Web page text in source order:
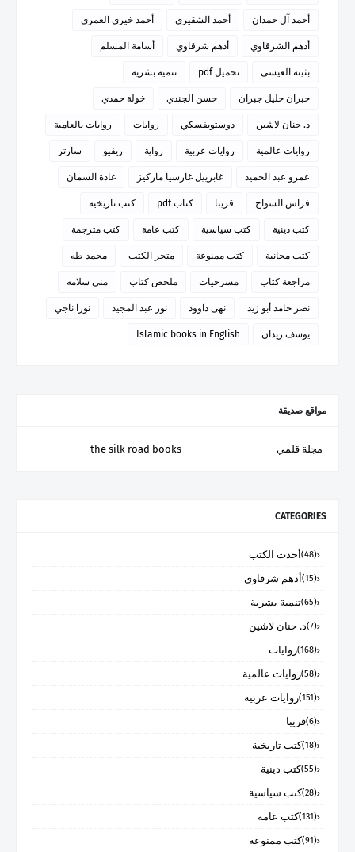
أحمد آل حمدان أحمد الشقيري أحمد خيري العمري
أدهم الشرقاوي أدهم شرقاوي أسامة المسلم
بثينة العيسى تحميل pdf تنمية بشرية
جبران خليل جبران حسن الجندي خولة حمدي
د. حنان لاشين دوستويفسكي روايات روايات بالعامية
روايات عالمية روايات عربية رواية ريفيو سارتر
عمرو عبد الحميد غابرييل غارسيا ماركيز غادة السمان
فراس السواح قريبا كتاب pdf كتب تاريخية
كتب دينية كتب سياسية كتب عامة كتب مترجمة
كتب مجانية كتب ممنوعة متجر الكتب محمد طه
مراجعة كتاب مسرحيات ملخص كتاب منى سلامه
نصر حامد أبو زيد نهى داوود نور عبد المجيد نورا ناجي
يوسف زيدان Islamic books in English
مواقع صديقة
مجلة قلمي the silk road books
CATEGORIES
أحدث الكتب (48)
أدهم شرقاوي (15)
تنمية بشرية (65)
د. حنان لاشين (7)
روايات (168)
روايات عالمية (58)
روايات عربية (151)
قريبا (6)
كتب تاريخية (18)
كتب دينية (55)
كتب سياسية (28)
كتب عامة (131)
كتب ممنوعة (91)